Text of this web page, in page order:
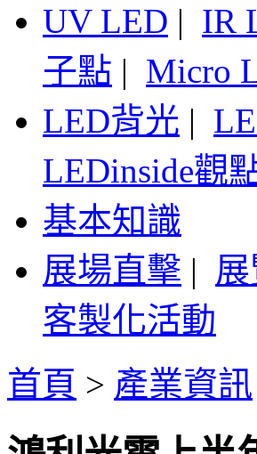
UV LED | IR
子點 | Micro
LED背光 |
LEDinside觀
基本知識
展場直擊 |
客製化活動
首頁 > 產業資訊